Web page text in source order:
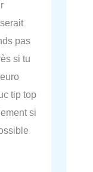
pas
si tu
tip top
si